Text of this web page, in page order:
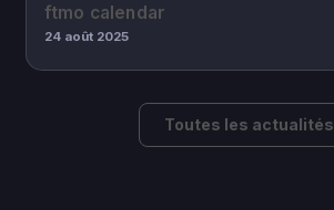
ftmo calendar
24 août 2025
Toutes les actualités